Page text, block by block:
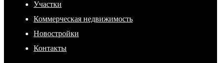
Участки
Коммерческая недвижимость
Новостройки
Контакты